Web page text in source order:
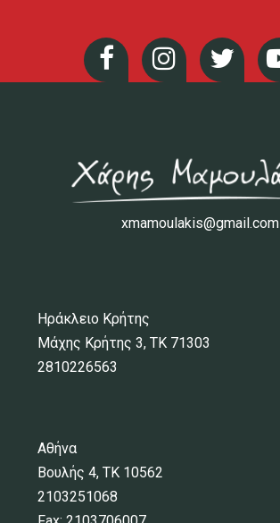
xmamoulakis@gmail.com
Ηράκλειο Κρήτης
Μάχης Κρήτης 3, ΤΚ 71303
2810226563
Αθήνα
Βουλής 4, ΤΚ 10562
2103251068